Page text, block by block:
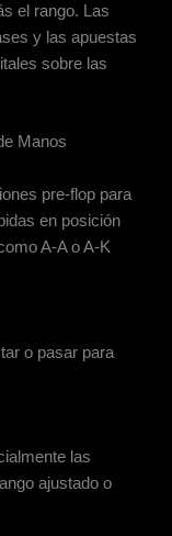
el rango. Las
y las apuestas
sobre las
Manos
pre-flop para
en posición
A-A o A-K
o pasar para
las
ajustado o